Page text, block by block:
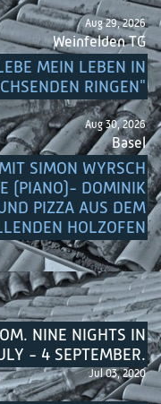
Aug 29, 2026
Weinfelden TG
MEIN LEBEN IN
RINGEN"
Aug 30, 2026
Basel
SIMON WYRSCH
(PIANO)- DOMINIK
PIZZA AUS DEM
HOLZOFEN
NINE NIGHTS IN
- 4 SEPTEMBER.
Jul 03, 2020